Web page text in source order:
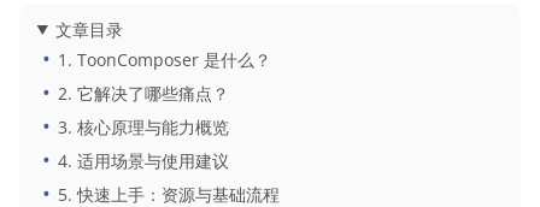
文章目录
1. ToonComposer 是什么？
2. 它解决了哪些痛点？
3. 核心原理与能力概览
4. 适用场景与使用建议
5. 快速上手：资源与基础流程